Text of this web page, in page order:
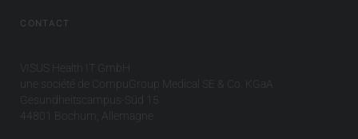
CONTACT
VISUS Health IT GmbH
une société de CompuGroup Medical SE & Co. KGaA
Gesundheitscampus-Süd 15
44801 Bochum, Allemagne